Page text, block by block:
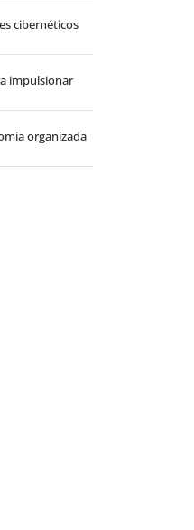
cibernéticos
impulsionar
organizada